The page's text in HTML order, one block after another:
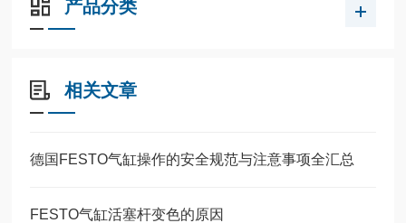
产品分类
相关文章
德国FESTO气缸操作的安全规范与注意事项全汇总
FESTO气缸活塞杆变色的原因